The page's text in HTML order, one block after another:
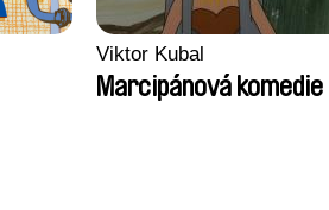
Viktor Kubal
Marcipánová komedie